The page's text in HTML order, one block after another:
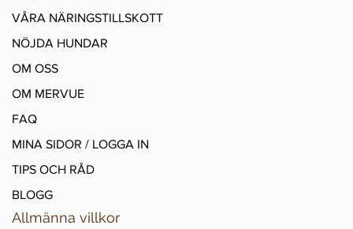
VÅRA NÄRINGSTILLSKOTT
NÖJDA HUNDAR
OM OSS
OM MERVUE
FAQ
MINA SIDOR / LOGGA IN
TIPS OCH RÅD
BLOGG
Allmänna villkor